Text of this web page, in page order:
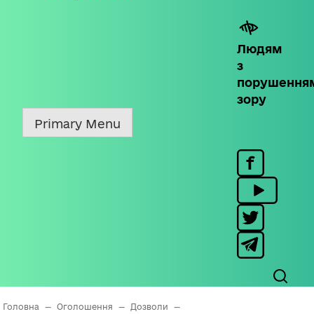
Людям
з
зору
Primary Menu
Головна — Оголошення — Дозволи
—